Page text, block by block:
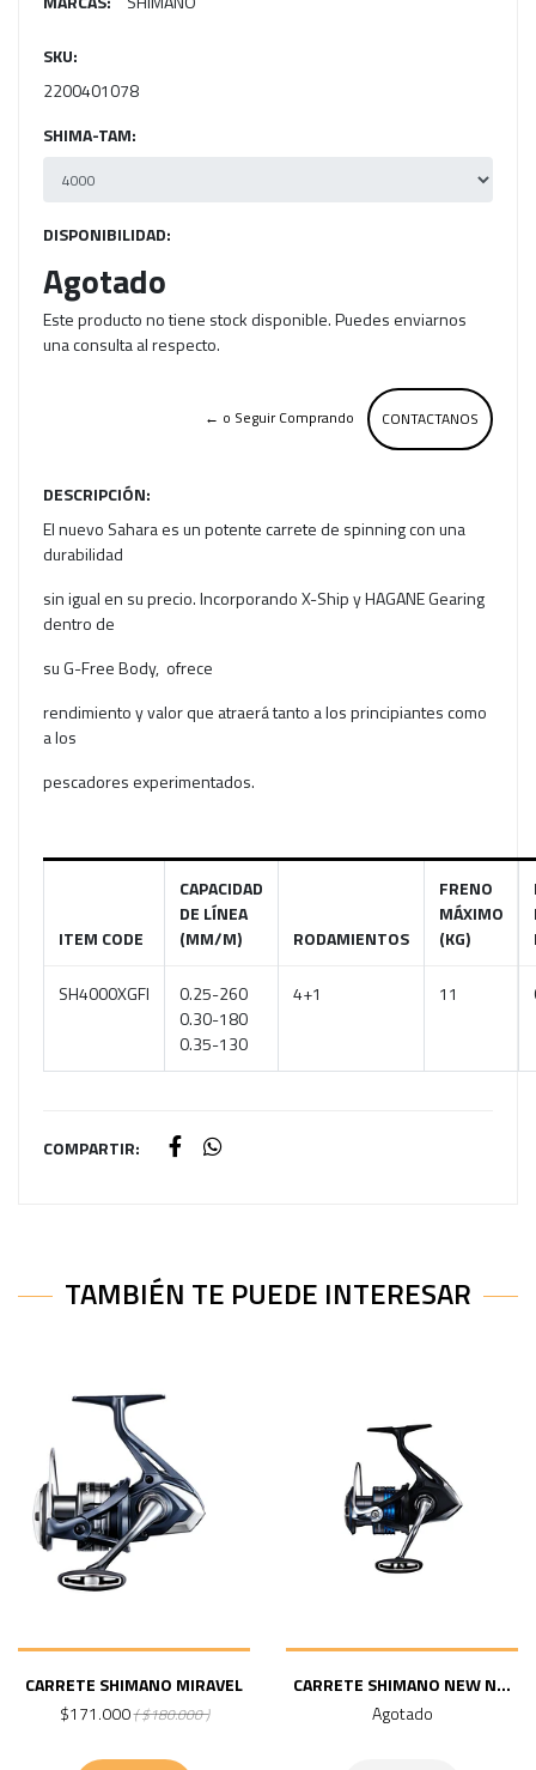
SKU:
2200401078
SHIMA-TAM:
DISPONIBILIDAD:
Agotado
Este producto no tiene stock disponible. Puedes enviarnos
una consulta al respecto.
CONTACTANOS
← o Seguir Comprando
DESCRIPCIÓN:
El nuevo Sahara es un potente carrete de spinning con una
durabilidad
sin igual en su precio. Incorporando X-Ship y HAGANE Gearing
dentro de
su G-Free Body, ofrece
rendimiento y valor que atraerá tanto a los principiantes como
a los
pescadores experimentados.
ITEM CODE
CAPACIDAD
DE LÍNEA
(MM/M)
RODAMIENTOS
FRENO
MÁXIMO
(KG)
SH4000XGFI
0.25-260
0.30-180
0.35-130
4+1 11
COMPARTIR:
TAMBIÉN TE PUEDE INTERESAR
CARRETE SHIMANO MIRAVEL
$171.000( $180.000 )
CARRETE SHIMANO NEW N...
Agotado